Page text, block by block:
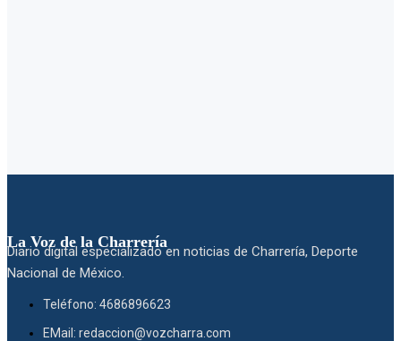
La Voz de la Charrería
Diario digital especializado en noticias de Charrería, Deporte
Nacional de México.
Teléfono: 4686896623
EMail: redaccion@vozcharra.com